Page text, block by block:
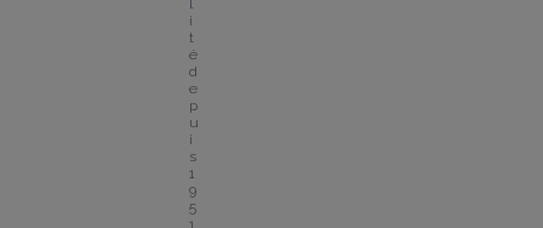
l
i
t
é
d
e
p
u
i
s
1
9
5
1